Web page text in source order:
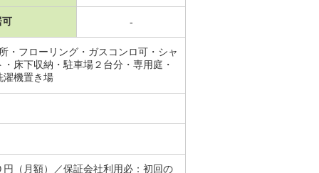
可 -
・フローリング・ガスコンロ可・シャ
床下収納・駐車場２台分・専用庭・
濯機置き場
（月額）／保証会社利用必：初回の